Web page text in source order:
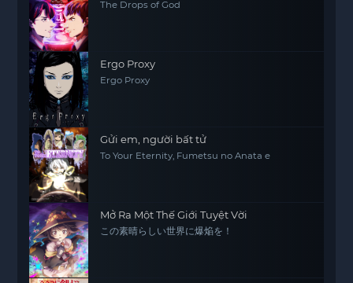
The Drops of God
Ergo Proxy
Ergo Proxy
Gửi em, người bất tử
To Your Eternity, Fumetsu no Anata e
Mở Ra Một Thế Giới Tuyệt Vời
この素晴らしい世界に爆焔を！